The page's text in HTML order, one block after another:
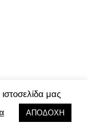
μας
ΑΠΟΔΟΧΗ